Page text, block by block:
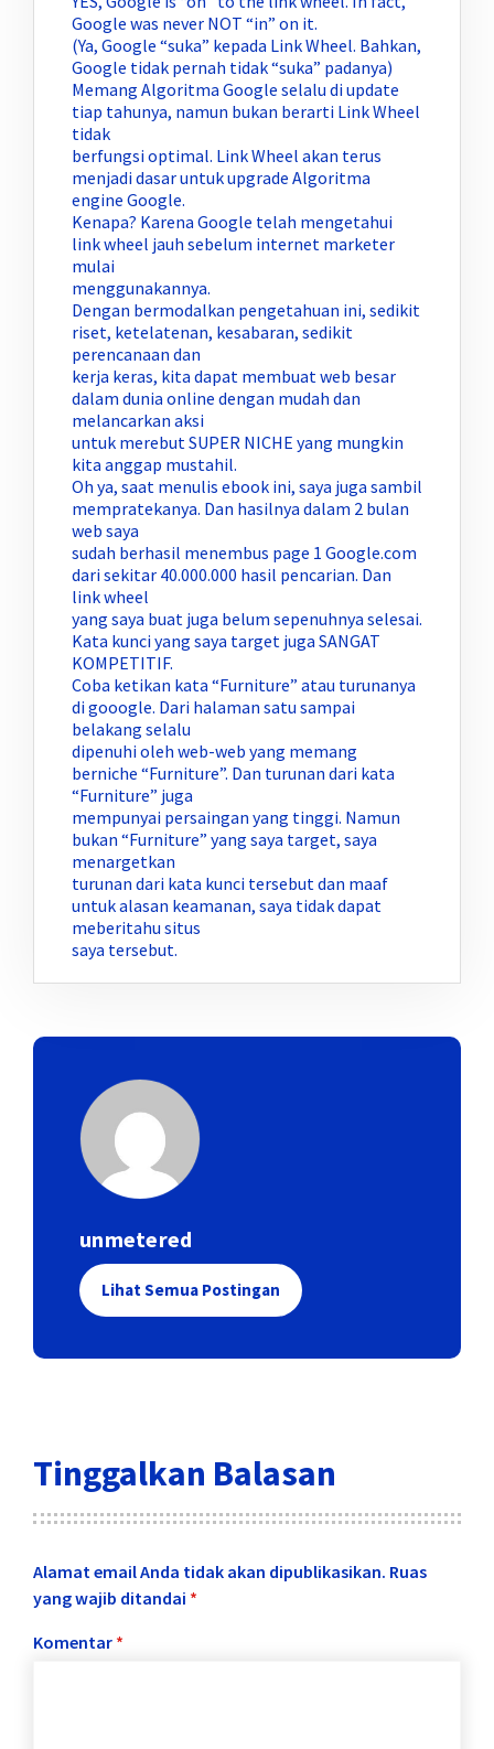
Google was never NOT “in” on it.
(Ya, Google “suka” kepada Link Wheel. Bahkan,
Google tidak pernah tidak “suka” padanya)
Memang Algoritma Google selalu di update
tiap tahunya, namun bukan berarti Link Wheel
tidak
berfungsi optimal. Link Wheel akan terus
menjadi dasar untuk upgrade Algoritma
engine Google.
Kenapa? Karena Google telah mengetahui
link wheel jauh sebelum internet marketer
mulai
menggunakannya.
Dengan bermodalkan pengetahuan ini, sedikit
riset, ketelatenan, kesabaran, sedikit
perencanaan dan
kerja keras, kita dapat membuat web besar
dalam dunia online dengan mudah dan
melancarkan aksi
untuk merebut SUPER NICHE yang mungkin
kita anggap mustahil.
Oh ya, saat menulis ebook ini, saya juga sambil
mempratekanya. Dan hasilnya dalam 2 bulan
web saya
sudah berhasil menembus page 1 Google.com
dari sekitar 40.000.000 hasil pencarian. Dan
link wheel
yang saya buat juga belum sepenuhnya selesai.
Kata kunci yang saya target juga SANGAT
KOMPETITIF.
Coba ketikan kata “Furniture” atau turunanya
di gooogle. Dari halaman satu sampai
belakang selalu
dipenuhi oleh web-web yang memang
berniche “Furniture”. Dan turunan dari kata
“Furniture” juga
mempunyai persaingan yang tinggi. Namun
bukan “Furniture” yang saya target, saya
menargetkan
turunan dari kata kunci tersebut dan maaf
untuk alasan keamanan, saya tidak dapat
meberitahu situs
saya tersebut.
unmetered
Lihat Semua Postingan
Tinggalkan Balasan
Alamat email Anda tidak akan dipublikasikan. Ruas
yang wajib ditandai *
Komentar *